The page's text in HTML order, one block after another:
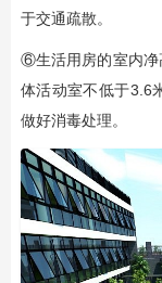
于交通疏散。
⑥生活用房的室内净
体活动室不低于3.6
做好消毒处理。